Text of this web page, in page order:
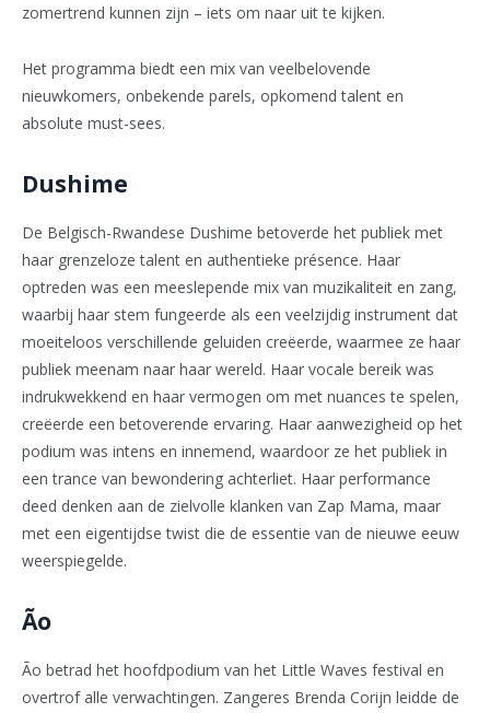
zomertrend kunnen zijn – iets om naar uit te kijken.
Het programma biedt een mix van veelbelovende
nieuwkomers, onbekende parels, opkomend talent en
absolute must-sees.
Dushime
De Belgisch-Rwandese Dushime betoverde het publiek met
haar grenzeloze talent en authentieke présence. Haar
optreden was een meeslepende mix van muzikaliteit en zang,
waarbij haar stem fungeerde als een veelzijdig instrument dat
moeiteloos verschillende geluiden creëerde, waarmee ze haar
publiek meenam naar haar wereld. Haar vocale bereik was
indrukwekkend en haar vermogen om met nuances te spelen,
creëerde een betoverende ervaring. Haar aanwezigheid op het
podium was intens en innemend, waardoor ze het publiek in
een trance van bewondering achterliet. Haar performance
deed denken aan de zielvolle klanken van Zap Mama, maar
met een eigentijdse twist die de essentie van de nieuwe eeuw
weerspiegelde.
Ão
Ão betrad het hoofdpodium van het Little Waves festival en
overtrof alle verwachtingen. Zangeres Brenda Corijn leidde de